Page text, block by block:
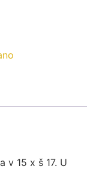
v 15 x š 17. U